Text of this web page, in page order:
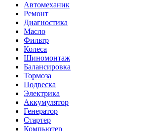
Автомеханик
Ремонт
Диагностика
Масло
Фильтр
Колеса
Шиномонтаж
Балансировка
Тормоза
Подвеска
Электрика
Аккумулятор
Генератор
Стартер
Компьютер